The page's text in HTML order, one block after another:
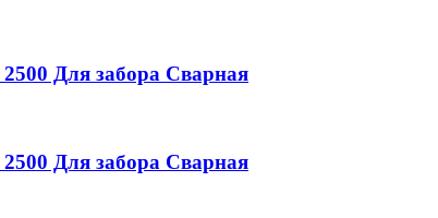
2500 Для забора Сварная
2500 Для забора Сварная